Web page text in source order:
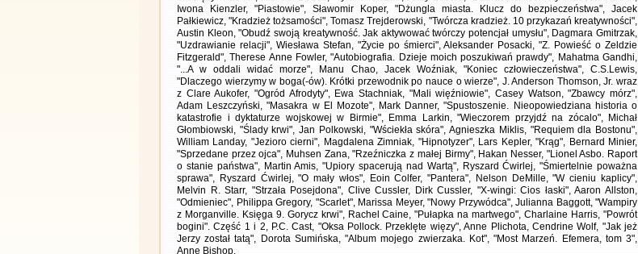
Iwona Kienzler, "Piastowie", Sławomir Koper, "Dżungla miasta. Klucz do bezpieczeństwa", Jacek
Pałkiewicz, "Kradzież tożsamości", Tomasz Trejderowski, "Twórcza kradzież. 10 przykazań kreatywności",
Austin Kleon, "Obudź swoją kreatywność. Jak aktywować twórczy potencjał umysłu", Dagmara Gmitrzak,
"Uzdrawianie relacji", Wiesława Stefan, "Życie po śmierci", Aleksander Posacki, "Z. Powieść o Zeldzie
Fitzgerald", Therese Anne Fowler, "Autobiografia. Dzieje moich poszukiwań prawdy", Mahatma Gandhi,
"...A w oddali widać morze", Manu Chao, Jacek Woźniak, "Koniec człowieczeństwa", C.S.Lewis,
"Dlaczego wierzymy w boga(-ów). Krótki przewodnik po nauce o wierze", J. Anderson Thomson, Jr. wraz
z Clare Aukofer, "Ogród Afrodyty", Ewa Stachniak, "Mali więźniowie", Casey Watson, "Zbawcy mórz",
Adam Leszczyński, "Masakra w El Mozote", Mark Danner, "Spustoszenie. Nieopowiedziana historia o
katastrofie i dyktaturze wojskowej w Birmie", Emma Larkin, "Wieczorem przyjdź na zócalo", Michał
Głombiowski, "Ślady krwi", Jan Polkowski, "Wściekła skóra", Agnieszka Miklis, "Requiem dla Bostonu",
William Landay, "Jezioro cierni", Magdalena Zimniak, "Hipnotyzer", Lars Kepler, "Krąg", Bernard Minier,
"Sprzedane przez ojca", Muhsen Zana, "Rzeźniczka z małej Birmy", Hakan Nesser, "Lionel Asbo. Raport
o stanie państwa", Martin Amis, "Upiory spacerują nad Wartą", Ryszard Ćwirlej, "Śmiertelnie poważna
sprawa", Ryszard Ćwirlej, "O mały włos", Eoin Colfer, "Pantera", Nelson DeMille, "W cieniu kaplicy",
Melvin R. Starr, "Strzała Posejdona", Clive Cussler, Dirk Cussler, "X-wingi: Cios łaski", Aaron Allston,
"Odmieniec", Philippa Gregory, "Scarlet", Marissa Meyer, "Nowy Przywódca", Julianna Baggott, "Wampiry
z Morganville. Księga 9. Gorycz krwi", Rachel Caine, "Pułapka na martwego", Charlaine Harris, "Powrót
bogini". Część 1 i 2, P.C. Cast, "Oksa Pollock. Przeklęte więzy", Anne Plichota, Cendrine Wolf, "Jak jeż
Jerzy został tatą", Dorota Sumińska, "Album mojego zwierzaka. Kot", "Most Marzeń. Efemera, tom 3",
Anne Bishop.